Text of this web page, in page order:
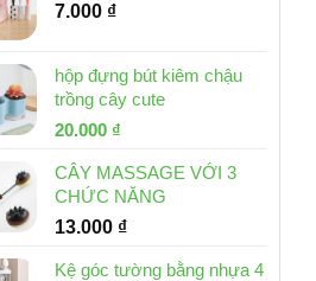
7.000 ₫
hộp đựng bút kiêm chậu
trồng cây cute
Giá
là:
30.000 ₫.
20.000 ₫
tại
là:
20.000 ₫.
CÂY MASSAGE VỚI 3
CHỨC NĂNG
13.000 ₫
Kệ góc tường bằng nhựa 4